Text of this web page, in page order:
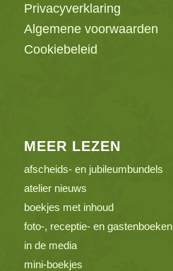
Privacyverklaring
Algemene voorwaarden
Cookiebeleid
MEER LEZEN
afscheids- en jubileumbundels
atelier nieuws
boekjes met inhoud
foto-, receptie- en gastenboeken
in de media
mini-boekjes